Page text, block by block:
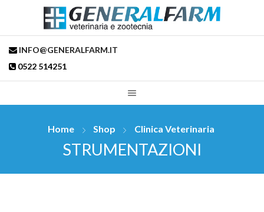
INFO@GENERALFARM.IT
0522 514251
Home Shop Clinica Veterinaria
STRUMENTAZIONI